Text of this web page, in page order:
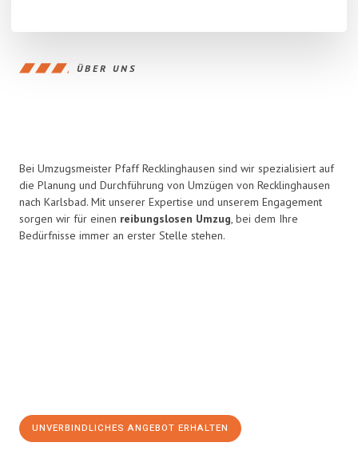
ÜBER UNS
Bei Umzugsmeister Pfaff Recklinghausen sind wir spezialisiert auf
die Planung und Durchführung von Umzügen von Recklinghausen
nach Karlsbad. Mit unserer Expertise und unserem Engagement
sorgen wir für einen reibungslosen Umzug, bei dem Ihre
Bedürfnisse immer an erster Stelle stehen.
UNVERBINDLICHES ANGEBOT ERHALTEN